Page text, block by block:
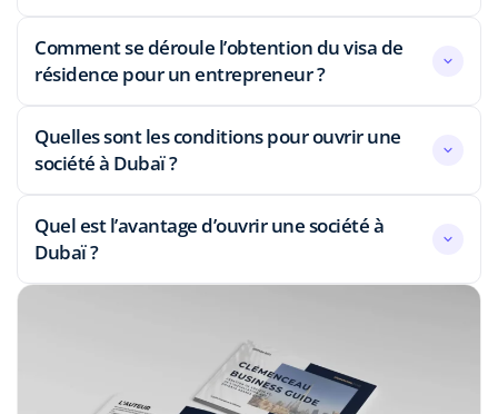
Comment se déroule l’obtention du visa de
résidence pour un entrepreneur ?
Quelles sont les conditions pour ouvrir une
société à Dubaï ?
Quel est l’avantage d’ouvrir une société à
Dubaï ?